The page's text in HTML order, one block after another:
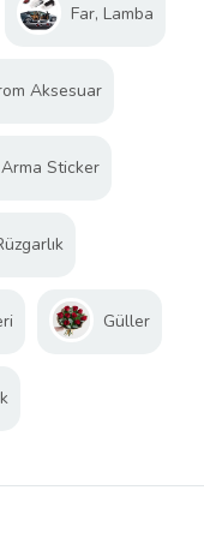
Far, Lamba
Aksesuar
Arma Sticker
Güller